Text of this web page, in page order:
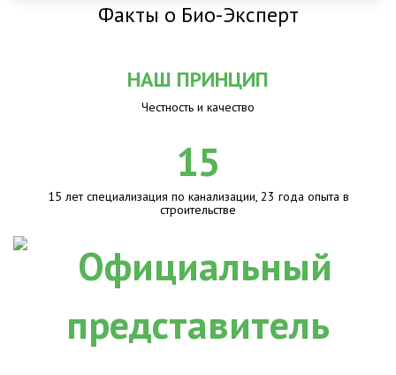
Факты о Био-Эксперт
НАШ ПРИНЦИП
Честность и качество
15
15 лет специализация по канализации, 23 года опыта в
строительстве